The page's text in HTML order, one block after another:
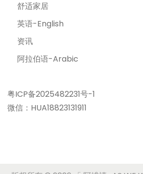
舒适家居
英语-English
资讯
阿拉伯语-Arabic
粤ICP备2025482231号-1
微信：HUA18823131911